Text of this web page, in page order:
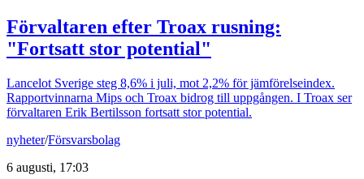
Förvaltaren efter Troax rusning:
"Fortsatt stor potential"
Lancelot Sverige steg 8,6% i juli, mot 2,2% för jämförelseindex.
Rapportvinnarna Mips och Troax bidrog till uppgången. I Troax ser
förvaltaren Erik Bertilsson fortsatt stor potential.
nyheter/Försvarsbolag
6 augusti, 17:03